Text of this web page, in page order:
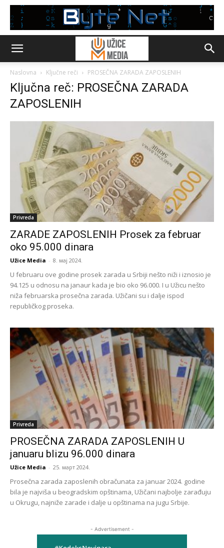
Naslovna Ključne reči PROSEČNA ZARADA ZAPOSLENIH
Ključna reč: PROSEČNA ZARADA
ZAPOSLENIH
Privreda
ZARADE ZAPOSLENIH Prosek za februar
oko 95.000 dinara
Užice Media - 8. мај 2024.
U februaru ove godine prosek zarada u Srbiji nešto niži i iznosio je
94.125 u odnosu na janaur kada je bio oko 96.000. I u Užicu nešto
niža februarska prosečna zarada. Užičani su i dalje ispod
republičkog proseka.
Privreda
PROSEČNA ZARADA ZAPOSLENIH U
januaru blizu 96.000 dinara
Užice Media - 25. март 2024.
Prosečna zarada zaposlenih obračunata za januar 2024. godine
bila je najviša u beogradskim opštinama, Užičani najbolje zarađuju
u Okrugu, najniže zarade i dalje u opštinama na jugu Srbije.
- Advertisement -